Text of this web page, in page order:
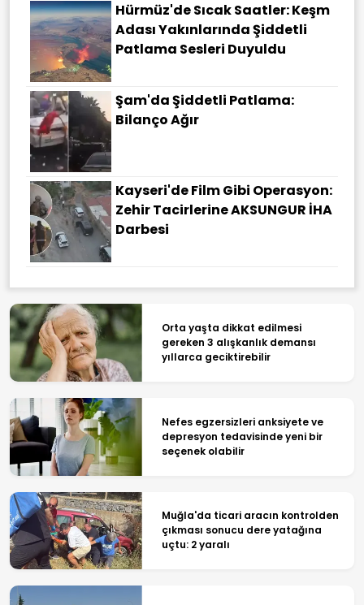
Hürmüz'de Sıcak Saatler: Keşm
Adası Yakınlarında Şiddetli
Patlama Sesleri Duyuldu
Şam'da Şiddetli Patlama:
Bilanço Ağır
Kayseri'de Film Gibi Operasyon:
Zehir Tacirlerine AKSUNGUR İHA
Darbesi
Orta yaşta dikkat edilmesi
gereken 3 alışkanlık demansı
yıllarca geciktirebilir
Nefes egzersizleri anksiyete ve
depresyon tedavisinde yeni bir
seçenek olabilir
Muğla'da ticari aracın kontrolden
çıkması sonucu dere yatağına
uçtu: 2 yaralı